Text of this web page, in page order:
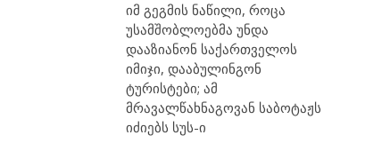
იმ გეგმის ნაწილი, როცა
უსამშობლოებმა უნდა
დააზიანონ საქართველოს
იმიჯი, დააბულინგონ
ტურისტები; ამ
მრავალწახნაგოვან საბოტაჟს
იძიებს სუს-ი